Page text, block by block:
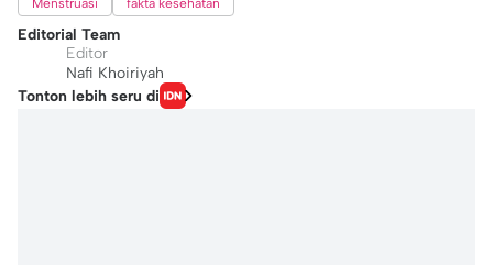
Menstruasi
fakta kesehatan
Editorial Team
Editor
Nafi Khoiriyah
Tonton lebih seru di